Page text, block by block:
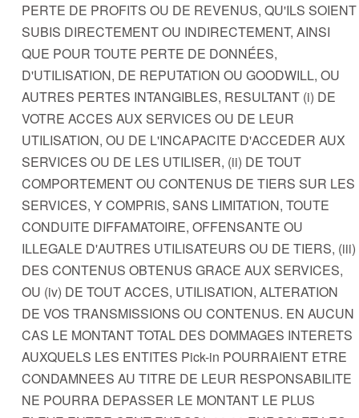
PERTE DE PROFITS OU DE REVENUS, QU'ILS SOIENT
SUBIS DIRECTEMENT OU INDIRECTEMENT, AINSI
QUE POUR TOUTE PERTE DE DONNÉES,
D'UTILISATION, DE REPUTATION OU GOODWILL, OU
AUTRES PERTES INTANGIBLES, RESULTANT (i) DE
VOTRE ACCES AUX SERVICES OU DE LEUR
UTILISATION, OU DE L'INCAPACITE D'ACCEDER AUX
SERVICES OU DE LES UTILISER, (ii) DE TOUT
COMPORTEMENT OU CONTENUS DE TIERS SUR LES
SERVICES, Y COMPRIS, SANS LIMITATION, TOUTE
CONDUITE DIFFAMATOIRE, OFFENSANTE OU
ILLEGALE D'AUTRES UTILISATEURS OU DE TIERS, (iii)
DES CONTENUS OBTENUS GRACE AUX SERVICES,
OU (iv) DE TOUT ACCES, UTILISATION, ALTERATION
DE VOS TRANSMISSIONS OU CONTENUS. EN AUCUN
CAS LE MONTANT TOTAL DES DOMMAGES INTERETS
AUXQUELS LES ENTITES Pick-in POURRAIENT ETRE
CONDAMNEES AU TITRE DE LEUR RESPONSABILITE
NE POURRA DEPASSER LE MONTANT LE PLUS